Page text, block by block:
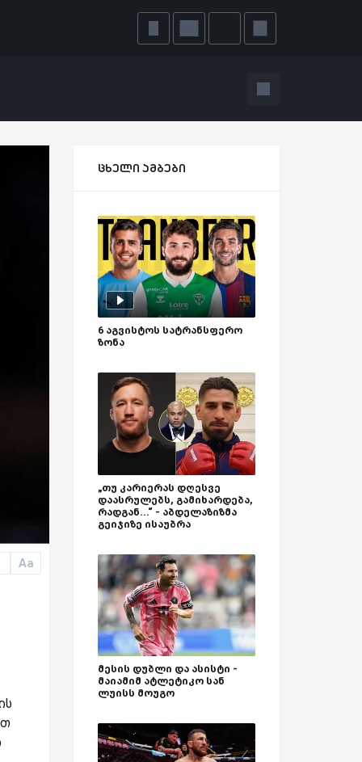
Aa
ცხელი ამბები
6 აგვისტოს სატრანსფერო
ზონა
„თუ კარიერას დღესვე
დაასრულებს, გამიხარდება,
რადგან...“ - აბდელაზიზმა
გეიჯიზე ისაუბრა
მესის დუბლი და ასისტი -
მაიამიმ ატლეტიკო სან
ლუისს მოუგო